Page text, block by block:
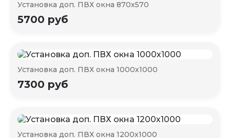
Установка доп. ПВХ окна 870х570
5700 руб
Установка доп. ПВХ окна 1000х1000
7300 руб
Установка доп. ПВХ окна 1200х1000